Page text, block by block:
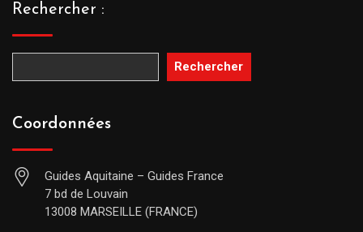
Rechercher :
Rechercher
Coordonnées
Guides Aquitaine – Guides France
7 bd de Louvain
13008 MARSEILLE (FRANCE)